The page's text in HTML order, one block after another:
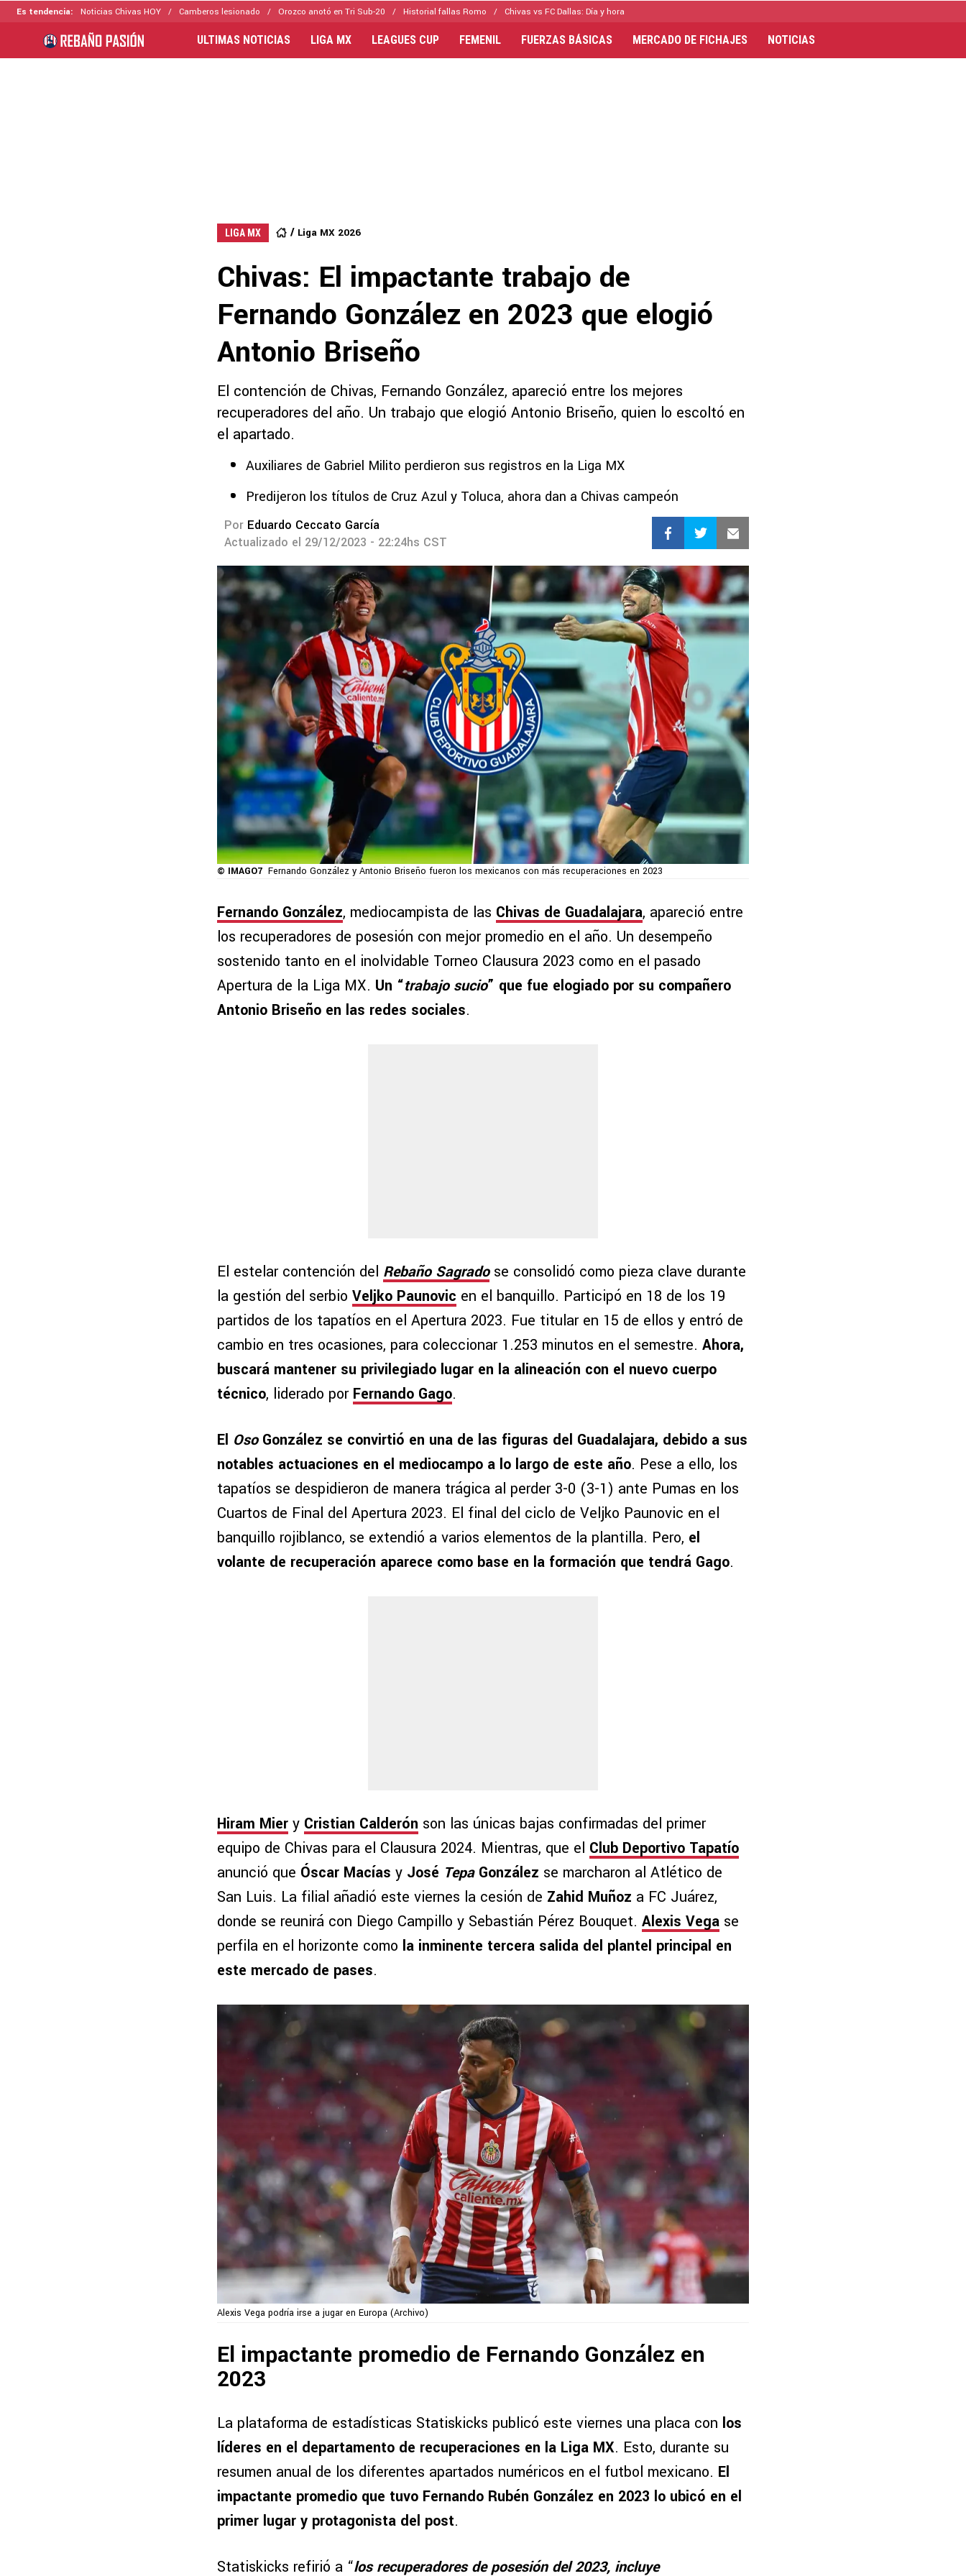
Es tendencia: Noticias Chivas HOY Camberos lesionado Orozco anotó en Tri Sub-20 Historial fallas Romo Chivas vs FC Dallas: Día y hora
ULTIMAS NOTICIAS LIGA MX LEAGUES CUP FEMENIL FUERZAS BÁSICAS MERCADO DE FICHAJES NOTICIAS
LIGA MX Liga MX 2026
Chivas: El impactante trabajo de
Fernando González en 2023 que elogió
Antonio Briseño
El contención de Chivas, Fernando González, apareció entre los mejores
recuperadores del año. Un trabajo que elogió Antonio Briseño, quien lo escoltó en
el apartado.
Auxiliares de Gabriel Milito perdieron sus registros en la Liga MX
Predijeron los títulos de Cruz Azul y Toluca, ahora dan a Chivas campeón
Por Eduardo Ceccato García
Actualizado el 29/12/2023 - 22:24hs CST
© IMAGO7 Fernando González y Antonio Briseño fueron los mexicanos con más recuperaciones en 2023
Fernando González, mediocampista de las Chivas de Guadalajara, apareció entre
los recuperadores de posesión con mejor promedio en el año. Un desempeño
sostenido tanto en el inolvidable Torneo Clausura 2023 como en el pasado
Apertura de la Liga MX. Un “trabajo sucio” que fue elogiado por su compañero
Antonio Briseño en las redes sociales.
El estelar contención del Rebaño Sagradose consolidó como pieza clave durante
la gestión del serbio Veljko Paunovic en el banquillo. Participó en 18 de los 19
partidos de los tapatíos en el Apertura 2023. Fue titular en 15 de ellos y entró de
cambio en tres ocasiones, para coleccionar 1.253 minutos en el semestre. Ahora,
buscará mantener su privilegiado lugar en la alineación con el nuevo cuerpo
técnico, liderado por Fernando Gago.
El OsoGonzález se convirtió en una de las figuras del Guadalajara, debido a sus
notables actuaciones en el mediocampo a lo largo de este año. Pese a ello, los
tapatíos se despidieron de manera trágica al perder 3-0 (3-1) ante Pumas en los
Cuartos de Final del Apertura 2023. El final del ciclo de Veljko Paunovic en el
banquillo rojiblanco, se extendió a varios elementos de la plantilla. Pero, el
volante de recuperación aparece como base en la formación que tendrá Gago.
Hiram Mier y Cristian Calderón son las únicas bajas confirmadas del primer
equipo de Chivas para el Clausura 2024. Mientras, que el Club Deportivo Tapatío
anunció que Óscar Macías y José TepaGonzález se marcharon al Atlético de
San Luis. La filial añadió este viernes la cesión de Zahid Muñoz a FC Juárez,
donde se reunirá con Diego Campillo y Sebastián Pérez Bouquet. Alexis Vega se
perfila en el horizonte como la inminente tercera salida del plantel principal en
este mercado de pases.
Alexis Vega podría irse a jugar en Europa (Archivo)
El impactante promedio de Fernando González en
2023
La plataforma de estadísticas Statiskicks publicó este viernes una placa con los
líderes en el departamento de recuperaciones en la Liga MX. Esto, durante su
resumen anual de los diferentes apartados numéricos en el futbol mexicano. El
impactante promedio que tuvo Fernando Rubén González en 2023 lo ubicó en el
primer lugar y protagonista del post.
Statiskicks refirió a “los recuperadores de posesión del 2023, incluye